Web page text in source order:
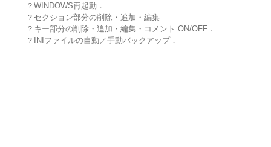
？WINDOWS再起動．
？セクション部分の削除・追加・編集
？キー部分の削除・追加・編集・コメント ON/OFF．
？INIファイルの自動／手動バックアップ．